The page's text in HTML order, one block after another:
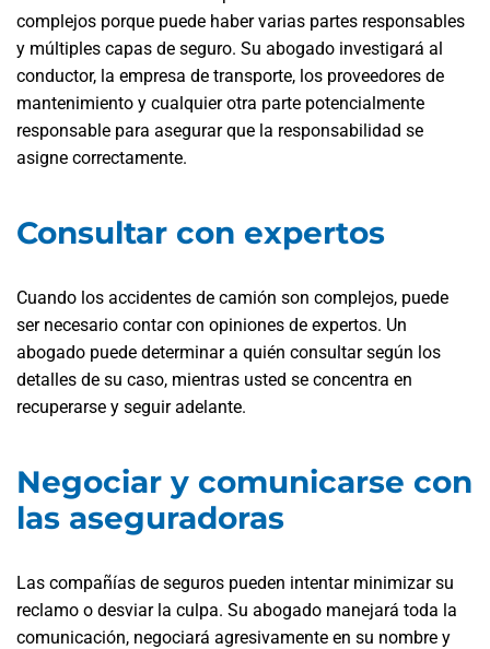
complejos porque puede haber varias partes responsables
y múltiples capas de seguro. Su abogado investigará al
conductor, la empresa de transporte, los proveedores de
mantenimiento y cualquier otra parte potencialmente
responsable para asegurar que la responsabilidad se
asigne correctamente.
Consultar con expertos
Cuando los accidentes de camión son complejos, puede
ser necesario contar con opiniones de expertos. Un
abogado puede determinar a quién consultar según los
detalles de su caso, mientras usted se concentra en
recuperarse y seguir adelante.
Negociar y comunicarse con
las aseguradoras
Las compañías de seguros pueden intentar minimizar su
reclamo o desviar la culpa. Su abogado manejará toda la
comunicación, negociará agresivamente en su nombre y